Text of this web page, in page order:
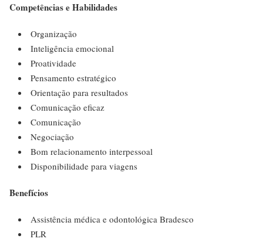
Competências e Habilidades
Organização
Inteligência emocional
Proatividade
Pensamento estratégico
Orientação para resultados
Comunicação eficaz
Comunicação
Negociação
Bom relacionamento interpessoal
Disponibilidade para viagens
Benefícios
Assistência médica e odontológica Bradesco
PLR